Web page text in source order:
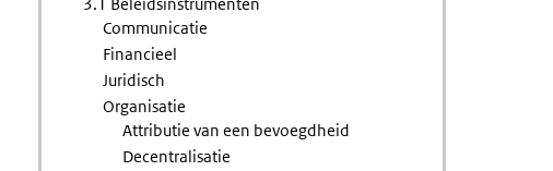
Communicatie
Financieel
Juridisch
Organisatie
Attributie van een bevoegdheid
Decentralisatie